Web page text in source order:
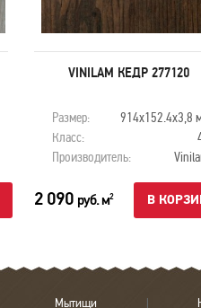
VINILAM КЕДР 277120
Размер:
914х152.4х3,8
Класс:
Производитель:
2 090 руб. м2 В
Мытищи